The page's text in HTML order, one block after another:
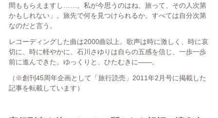
間ももらえますし……。私が今思うのはね、旅って、その人次第
かもしれない」。旅先で何を見つけられるか。すべては自分次第
なのだと言う。
レコーディングした曲は2000曲以上。歌声は時に激しく、時に哀
切に、時に軽やかに。石川さゆりは自らの五感を信じ、一歩一歩
前に進んできた。ゆっくりと、ひたむきに――。
（※創刊45周年企画として「旅行読売」2011年2月号に掲載した
記事を転載しています）